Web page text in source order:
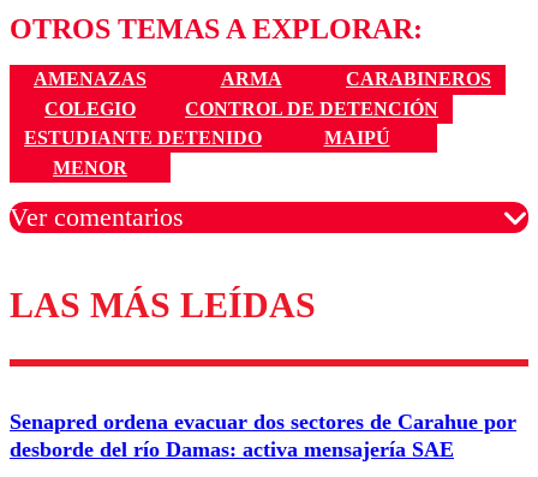
OTROS TEMAS A EXPLORAR:
AMENAZAS ARMA
CARABINEROS
COLEGIO
CONTROL DE DETENCIÓN
ESTUDIANTE DETENIDO
MAIPÚ
MENOR
Ver comentarios
Los comentarios son moderados para garantizar un
diálogo respetuoso.
Nombre
Correo
LAS MÁS LEÍDAS
Senapred ordena evacuar dos sectores de Carahue por
desborde del río Damas: activa mensajería SAE